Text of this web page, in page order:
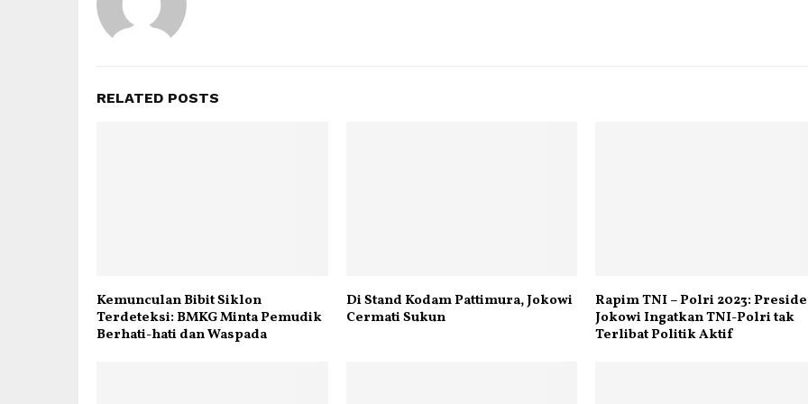
RELATED POSTS
Kemunculan Bibit Siklon
Terdeteksi: BMKG Minta Pemudik
Berhati-hati dan Waspada
Di Stand Kodam Pattimura, Jokowi
Cermati Sukun
Rapim TNI – Polri 2023:
Jokowi Ingatkan TNI-Polri tak
Terlibat Politik Aktif